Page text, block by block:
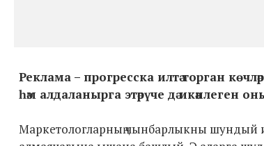
Реклама – прогресска илтә торган
һәм алдаланырга этәрүче дә икәнлеген
Маркетологларның чынбарлыкны шундый